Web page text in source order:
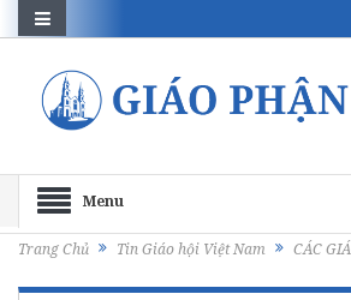
Menu
Trang Chủ Tin Giáo hội Việt Nam CÁC